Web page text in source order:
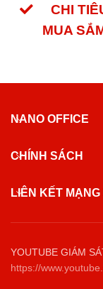
CHI
MUA
NANO OFFICE
CHÍNH SÁCH
LIÊN KẾT MẠNG
YOUTUBE GIÁM
https://